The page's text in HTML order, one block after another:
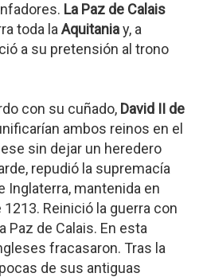
La Paz de Calais
toda la Aquitaniay, a
a su pretensión al trono
con su cuñado, David II de
ambos reinos en el
sin dejar un heredero
repudió la supremacía
Inglaterra, mantenida en
Reinició la guerra con
Paz de Calais. En esta
fracasaron. Tras la
de sus antiguas